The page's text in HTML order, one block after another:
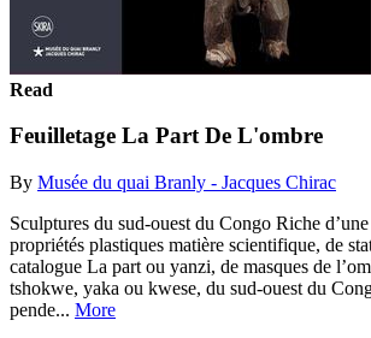
Read
Feuilletage La Part De L'ombre
By Musée du quai Branly - Jacques Chirac
Sculptures du sud-ouest du Congo Riche
propriétés plastiques matière scientifique, de
catalogue La part ou yanzi, de masques de
tshokwe, yaka ou kwese, du sud-ouest du
pende... More